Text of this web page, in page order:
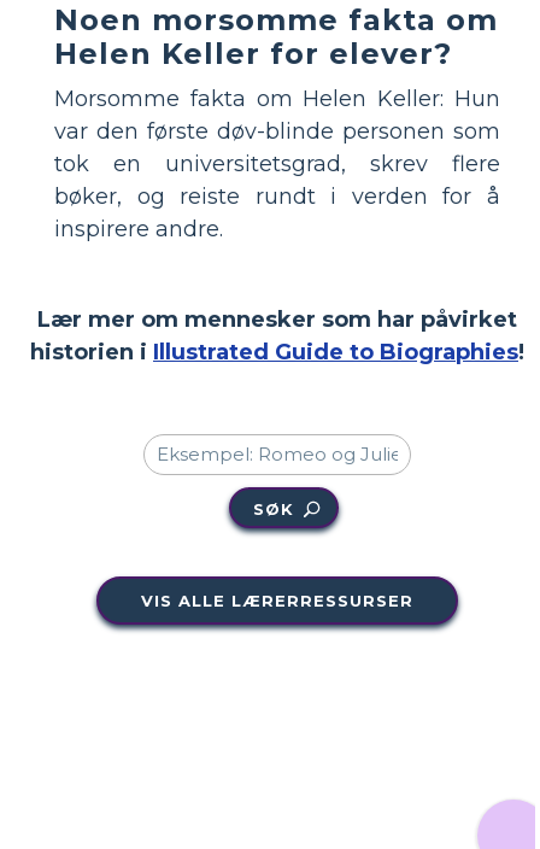
Noen morsomme fakta om
Helen Keller for elever?
Morsomme fakta om Helen Keller: Hun
var den første døv-blinde personen som
tok en universitetsgrad, skrev flere
bøker, og reiste rundt i verden for å
inspirere andre.
Lær mer om mennesker som har påvirket
historien i Illustrated Guide to Biographies!
SØK
VIS ALLE LÆRERRESSURSER